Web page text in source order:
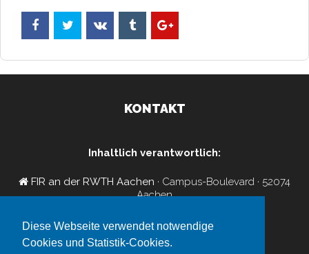
Diese Webseite verwendet notwendige
Cookies und Statistik-Cookies.
KONTAKT
Inhaltlich verantwortlich:
FIR an der RWTH Aachen · Campus-Boulevard · 52074
Aachen
insights-cluster@fir.rwth-aachen.de
FIR-Newsletter-Abo